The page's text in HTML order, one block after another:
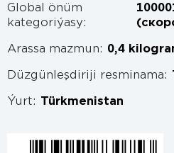
Global önüm
kategoriýasy:
Arassa mazmun: 0,4
Düzgünleşdiriji resminama:
Ýurt: Türkmenistan